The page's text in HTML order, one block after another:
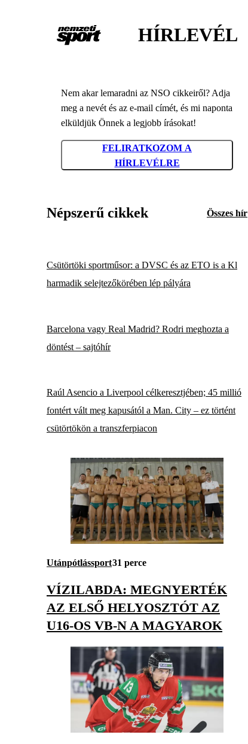
HÍRLEVÉL
Nem akar lemaradni az NSO cikkeiről? Adja
meg a nevét és az e-mail címét, és mi naponta
elküldjük Önnek a legjobb írásokat!
FELIRATKOZOM A
HÍRLEVÉLRE
Népszerű cikkek Összes hír
Csütörtöki sportműsor: a DVSC és az ETO is a Kl
harmadik selejtezőkörében lép pályára
Barcelona vagy Real Madrid? Rodri meghozta a
döntést – sajtóhír
Raúl Asencio a Liverpool célkeresztjében; 45 millió
fontért vált meg kapusától a Man. City – ez történt
csütörtökön a transzferpiacon
Utánpótlássport31 perce
VÍZILABDA: MEGNYERTÉK
AZ ELSŐ HELYOSZTÓT AZ
U16-OS VB-N A MAGYAROK